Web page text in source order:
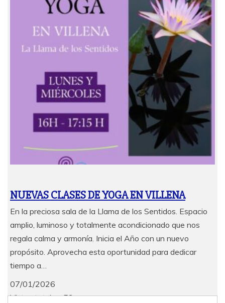
NUEVAS CLASES DE YOGA EN VILLENA
En la preciosa sala de la Llama de los Sentidos. Espacio
amplio, luminoso y totalmente acondicionado que nos
regala calma y armonía. Inicia el Año con un nuevo
propósito. Aprovecha esta oportunidad para dedicar
tiempo a…
07/01/2026
Vistas totales: 53